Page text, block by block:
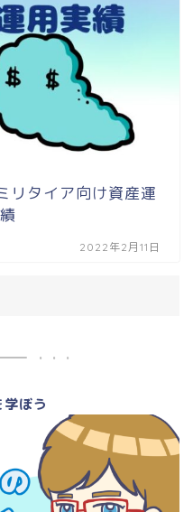
リタイア向け資産運
2022年2月11日
ぼう